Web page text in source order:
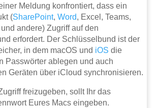
Meldung konfrontiert, dass ein
(SharePoint,Word, Excel, Teams,
andere) Zugriff auf den
erfordert. Der Schlüsselbund ist der
in dem macOS und iOS die
Passwörter ablegen und auch
Geräten über iCloud synchronisieren.
freizugeben, sollt Ihr das
Eures Macs eingeben.